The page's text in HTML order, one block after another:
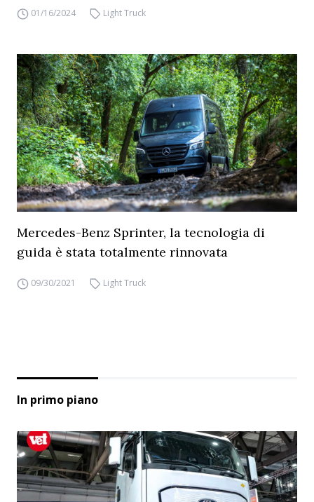
01/16/2024 Light Truck
Mercedes-Benz Sprinter, la tecnologia di
guida è stata totalmente rinnovata
09/30/2021 Light Truck
In primo piano